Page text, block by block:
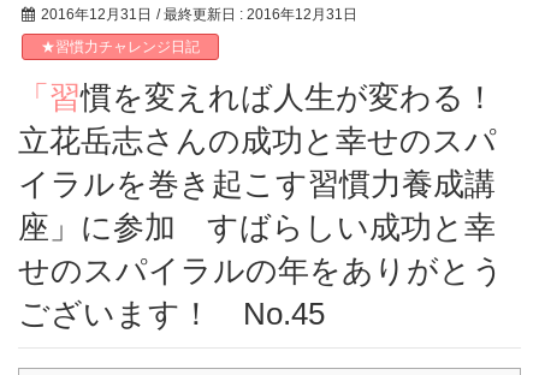
2016年12月31日 / 最終更新日 : 2016年12月31日
★習慣力チャレンジ日記
「習慣を変えれば人生が変わる！
立花岳志さんの成功と幸せのスパ
イラルを巻き起こす習慣力養成講
座」に参加 すばらしい成功と幸
せのスパイラルの年をありがとう
ございます！ No.45